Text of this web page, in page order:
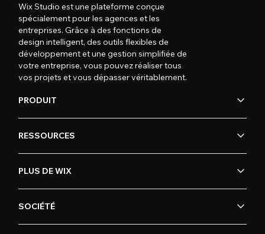
Wix Studio est une plateforme conçue
spécialement pour les agences et les
entreprises. Grâce à des fonctions de
design intelligent, des outils flexibles de
développement et une gestion simplifiée de
votre entreprise, vous pouvez réaliser tous
vos projets et vous dépasser véritablement.
PRODUIT
RESSOURCES
PLUS DE WIX
SOCIÉTÉ